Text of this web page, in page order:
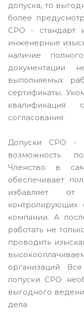
допуска, то
более
СРО - стандарт
инженерные
наличие
документации
выполняемых
сертификаты.
квалификация
согласования.
Допуски СРО -
возможность
Членство в
обеспечивает
избавляет
компании. А
работать не
проводить
организаций.
лопуски СРО
выгодного
дела.